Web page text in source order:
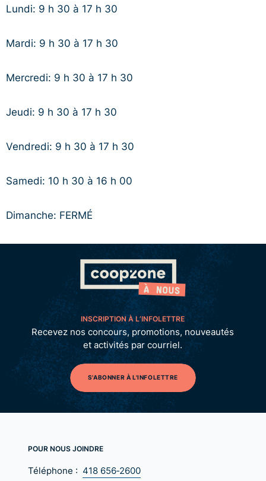
Lundi: 9 h 30 à 17 h 30
Mardi: 9 h 30 à 17 h 30
Mercredi: 9 h 30 à 17 h 30
Jeudi: 9 h 30 à 17 h 30
Vendredi: 9 h 30 à 17 h 30
Samedi: 10 h 30 à 16 h 00
Dimanche: FERMÉ
INSCRIPTION À L’INFOLETTRE
Recevez nos concours, promotions, nouveautés
et activités par courriel.
S'ABONNER À L'INFOLETTRE
POUR NOUS JOINDRE
Téléphone : 418 656‑2600